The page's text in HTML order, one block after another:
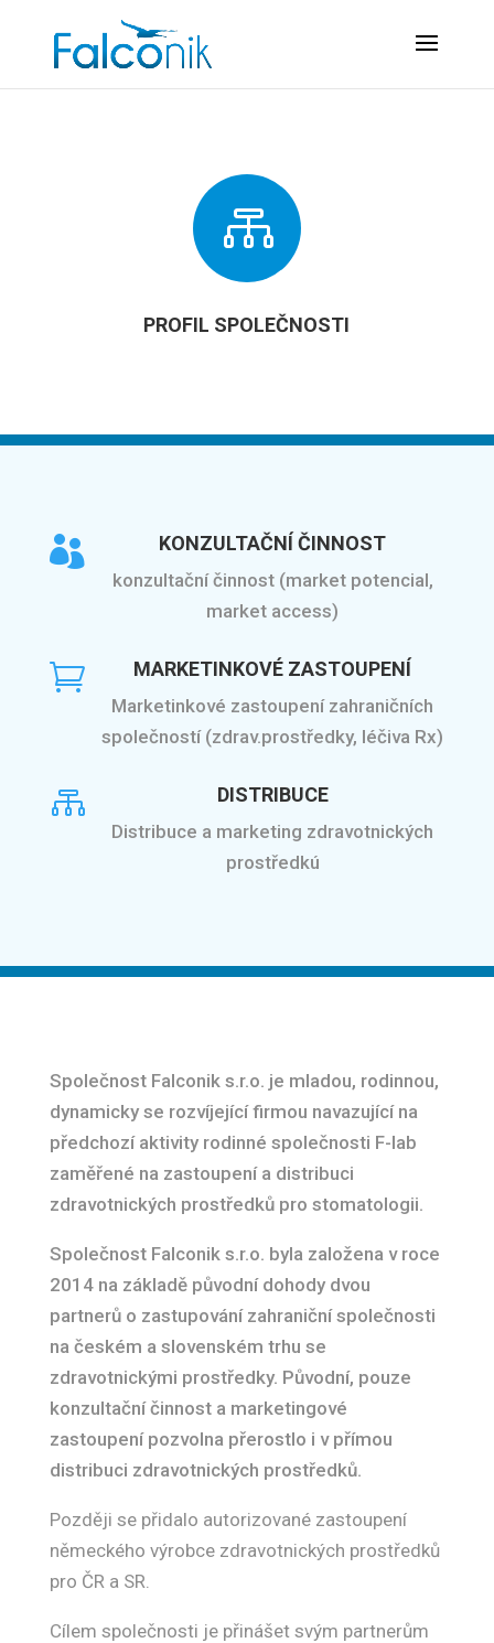

PROFIL SPOLEČNOSTI
 KONZULTAČNÍ ČINNOST
konzultační činnost (market potencial,
market access)
 MARKETINKOVÉ ZASTOUPENÍ
Marketinkové zastoupení zahraničních
společností (zdrav.prostředky, léčiva Rx)
 DISTRIBUCE
Distribuce a marketing zdravotnických
prostředkú
Společnost Falconik s.r.o. je mladou, rodinnou,
dynamicky se rozvíjející firmou navazující na
předchozí aktivity rodinné společnosti F-lab
zaměřené na zastoupení a distribuci
zdravotnických prostředků pro stomatologii.
Společnost Falconik s.r.o. byla založena v roce
2014 na základě původní dohody dvou
partnerů o zastupování zahraniční společnosti
na českém a slovenském trhu se
zdravotnickými prostředky. Původní, pouze
konzultační činnost a marketingové
zastoupení pozvolna přerostlo i v přímou
distribuci zdravotnických prostředků.
Později se přidalo autorizované zastoupení
německého výrobce zdravotnických prostředků
pro ČR a SR.
Cílem společnosti je přinášet svým partnerům